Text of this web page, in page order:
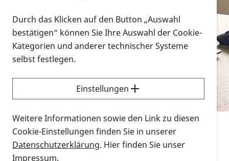
Vorlesen
Alle Infomaterialien in verschiedenen
Formaten an einem Ort
Sie möchten wissen, wie Sie nach Infonmaterial
suchen und dieses bestellen bzw. herunterladen
können? Schauen Sie sich dieErklärvideos zum
Thema Infomaterial auf der PRO RETINA-Website
für blinde und sehbehinderte Menschen an.
Auf dieser Seite finden Sie sämtliches Infomaterial
Durch das Klicken auf den Button „Auswahl
bestätigen“ können Sie Ihre Auswahl der Cookie-
Kategorien und anderer technischer Systeme
selbst festlegen.
Einstellungen
Weitere Informationen sowie den Link zu diesen
Cookie-Einstellungen finden Sie in unserer
Datenschutzerklärung. Hier finden Sie unser
Impressum.